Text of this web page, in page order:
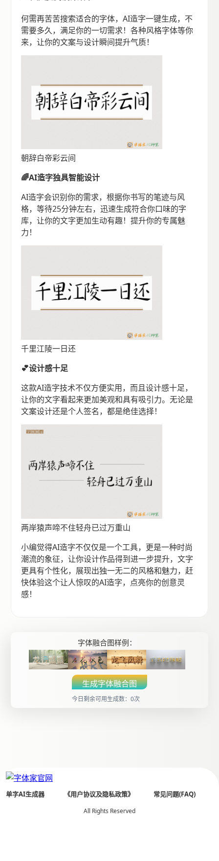
何需再苦苦搜索适合的字体，AI造字一键生成，不
需要多久，满足你的一切需求！各种风格字体等你
来，让你的文案与设计瞬间提升气质！
朝辞白帝彩云间
🌈AI造字独具智能设计
AI造字会识别你的需求，根据你书写的笔迹与风
格，等待25分钟左右，迅速生成符合你口味的字
库，让你的文字更加生动有趣！提升你的专属魅
力！
千里江陵一日还
💕设计感十足
这款AI造字技术不仅方便实用，而且设计感十足，
让你的文字看起来更加美观和具有吸引力。无论是
文案设计还是个人签名，都是绝佳选择！
两岸猿声啼不住轻舟已过万重山
小编觉得AI造字不仅仅是一个工具，更是一种时尚
潮流的象征，让你设计作品得到进一步提升，文字
更具有个性化，展现出独一无二的风格和魅力，赶
快体验这个让人惊叹的AI造字，点亮你的创意灵
感！
字体融合图样例：
生成字体融合图
今日剩余可用生成数：0次
单字AI生成器 《用户协议及隐私政策》 常见问题(FAQ)
All Rights Reserved